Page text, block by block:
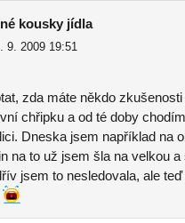
kousky jídla
9. 2009 19:51
zda máte někdo
chřipku a od té doby
Dneska jsem například na
na to už jsem šla na velkou
jsem to nesledovala, ale